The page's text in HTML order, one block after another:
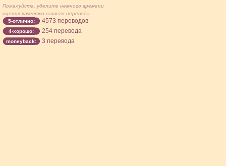
Пожалуйста, уделите немного времени
оценив качество нашего перевода.
5-отлично:
4573 переводов
4-хорошо: 254 перевода
moneyback: 3 перевода